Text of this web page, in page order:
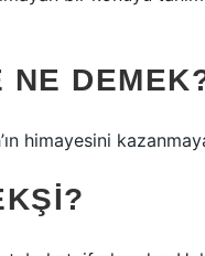
NE
himayesini